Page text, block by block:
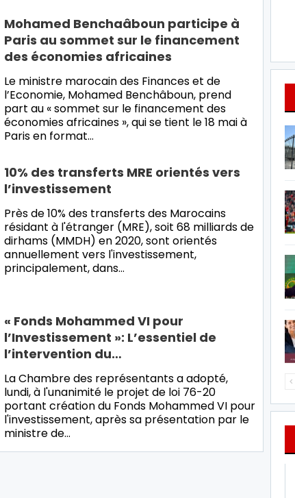
Mohamed Benchaâboun participe à
Paris au sommet sur le financement
des économies africaines
Le ministre marocain des Finances et de
l’Economie, Mohamed Benchâboun, prend
part au « sommet sur le financement des
économies africaines », qui se tient le 18 mai à
Paris en format…
10% des transferts MRE orientés vers
l’investissement
Près de 10% des transferts des Marocains
résidant à l'étranger (MRE), soit 68 milliards de
dirhams (MMDH) en 2020, sont orientés
annuellement vers l'investissement,
principalement, dans…
« Fonds Mohammed VI pour
l’Investissement »: L’essentiel de
l’intervention du…
La Chambre des représentants a adopté,
lundi, à l'unanimité le projet de loi 76-20
portant création du Fonds Mohammed VI pour
l'investissement, après sa présentation par le
ministre de…